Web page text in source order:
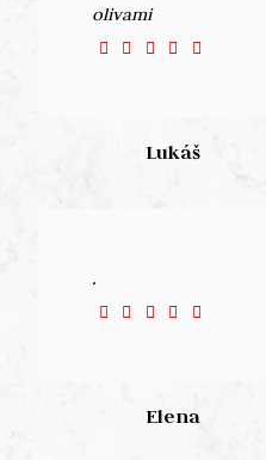
olivami
Lukáš
.
Elena